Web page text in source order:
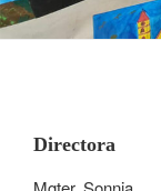
Directora